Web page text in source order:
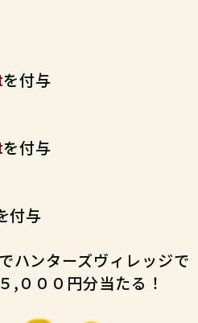
、スタッフにクエ
を付与
を付与
付与
ハンターズヴィレッジで
,０００円分当たる！